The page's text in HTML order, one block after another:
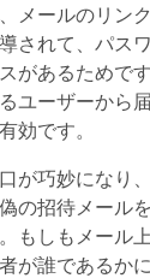
メールのリン
されて、パス
があるためで
ユーザーから
効です。
が巧妙になり
の招待メール
もしもメール
が誰であるか